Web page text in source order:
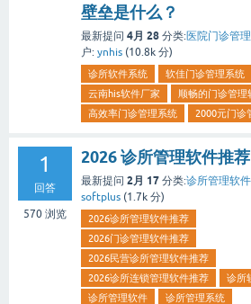
壁垒是什么？
最新提问 4月 28 分类:医院门诊管
户: ynhis (10.8k 分)
诊所软件系统
软佳门诊管理系统
云南his软件厂家
顺畅的门诊管理
高效率门诊管理系统
2000元门诊
1
回答
570 浏览
2026 诊所管理软件推荐
最新提问 2月 17 分类:诊所管理软件
softplus (1.7k 分)
2026诊所管理软件推荐
2026门诊管理软件推荐
2026民营诊所管理软件推荐
2026诊所连锁管理软件推荐
诊所
诊所管理软件
诊所管理系统